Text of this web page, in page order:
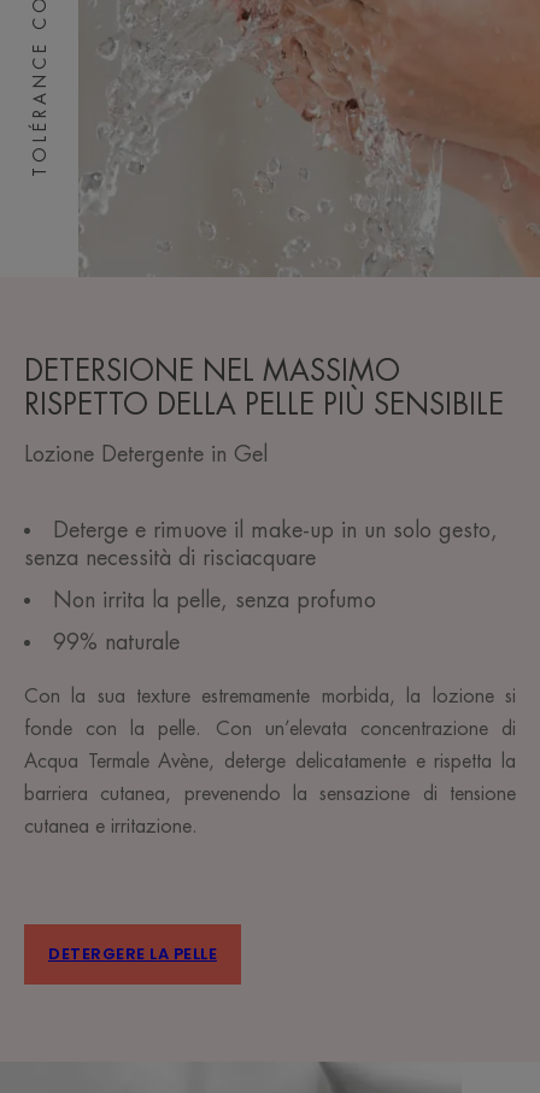
DETERSIONE NEL MASSIMO
RISPETTO DELLA PELLE PIÙ SENSIBILE
Lozione Detergente in Gel
Deterge e rimuove il make-up in un solo gesto,
senza necessità di risciacquare
Non irrita la pelle, senza profumo
99% naturale
Con la sua texture estremamente morbida, la lozione si
fonde con la pelle. Con un’elevata concentrazione di
Acqua Termale Avène, deterge delicatamente e rispetta la
barriera cutanea, prevenendo la sensazione di tensione
cutanea e irritazione.
DETERGERE LA PELLE